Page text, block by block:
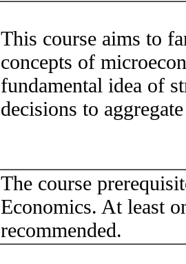
This course aims to
concepts of
fundamental idea of
decisions to
The course
Economics. At least
recommended.